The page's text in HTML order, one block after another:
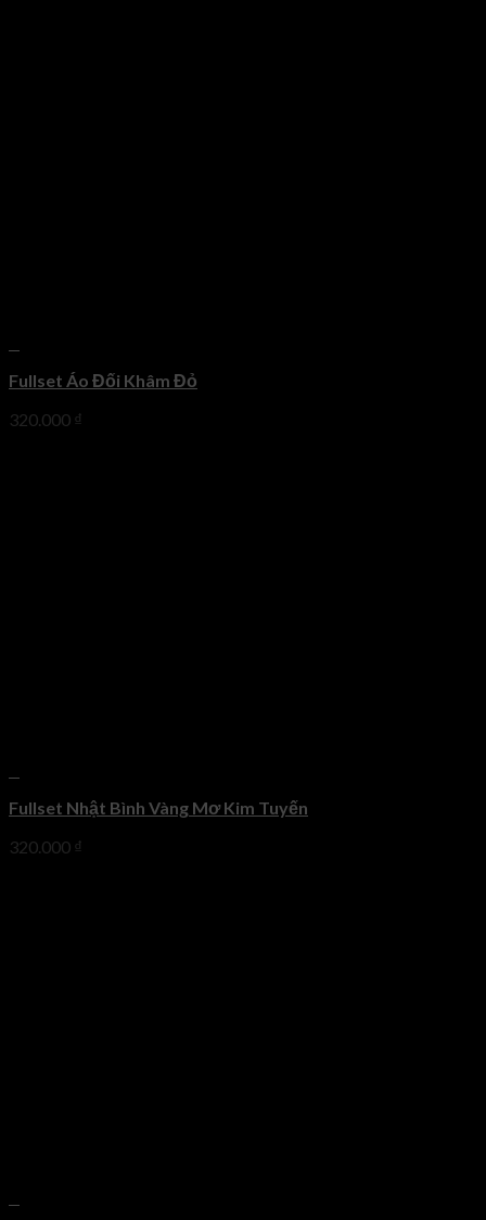
Fullset Áo Đối Khâm Đỏ
320.000 ₫
Fullset Nhật Bình Vàng Mơ Kim Tuyến
320.000 ₫